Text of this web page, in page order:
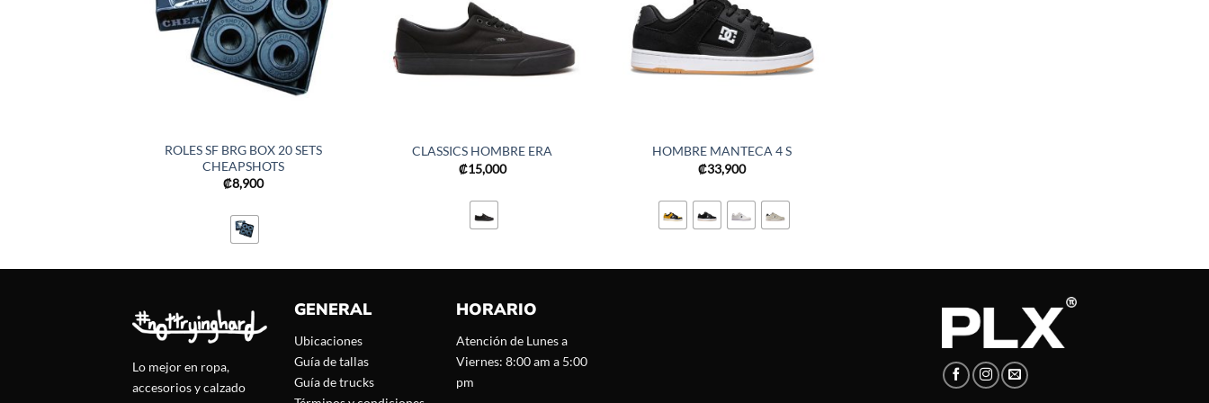
ROLES SF BRG BOX 20 SETS
CHEAPSHOTS
₡8,900
CLASSICS HOMBRE ERA
₡15,000
HOMBRE MANTECA 4 S
₡33,900
Lo mejor en ropa,
accesorios y calzado
GENERAL
Ubicaciones
Guía de tallas
Guía de trucks
HORARIO
Atención de Lunes a
Viernes: 8:00 am a 5:00
pm